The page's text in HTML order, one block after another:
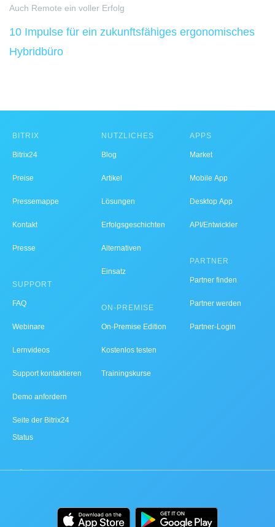
Auch Remote ein voller Erfolg
10 Impulse für ein zukunftsfähiges ergonomisches
Hybridbüro
BITRIX
Bitrix24
Preise
Pressemappe
Kontakt
Presse
SUPPORT
FAQ
Webinare
Lernvideos
Support kontaktieren
Demo anfordern
Seite der Bitrix24
Status
NÜTZLICHES
Blog
Artikel
Lösungen
Erfolgsgeschichten
Alternativen
Einsatz
ON-PREMISE
On-Premise Edition
Kostenlos testen
Trainingskurse
APPS
Market
Mobile App
Desktop App
API/Entwickler
PARTNER
Partner finden
Partner werden
Partner-Login